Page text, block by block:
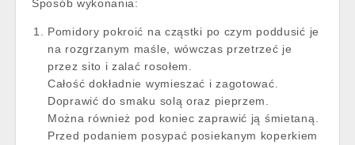
Sposób wykonania:
Pomidory pokroić na cząstki po czym poddusić je
na rozgrzanym maśle, wówczas przetrzeć je
przez sito i zalać rosołem.
Całość dokładnie wymieszać i zagotować.
Doprawić do smaku solą oraz pieprzem.
Można również pod koniec zaprawić ją śmietaną.
Przed podaniem posypać posiekanym koperkiem